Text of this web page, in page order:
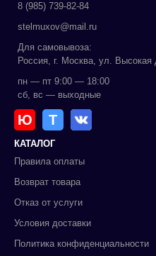
8 (985) 739-82-84
stelmuxov@mail.ru
Для самовывоза:
Россия, г. Москва, ул.
пн — пт 9:00 — 18:00
сб, вс — выходные
Ю Т
КАТАЛОГ
Правила оплаты
Возврат товара
Отказ от услуги
Условия доставки
Политика конфиденциальности